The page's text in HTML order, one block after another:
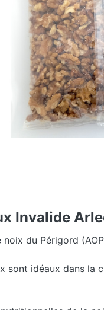
Invalide
noix du Périgord
sont idéaux dans la